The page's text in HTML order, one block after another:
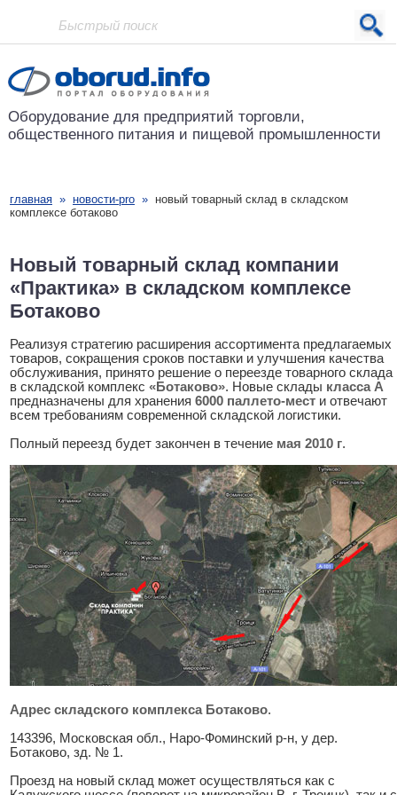
Проект основан в 2001 году
Оборудование для предприятий торговли,
общественного питания и пищевой промышленности
главная » новости-pro » новый товарный склад в складском
комплексе ботаково
Новый товарный склад компании
«Практика» в складском комплексе
Ботаково
Реализуя стратегию расширения ассортимента предлагаемых
товаров, сокращения сроков поставки и улучшения качества
обслуживания, принято решение о переезде товарного склада
в складской комплекс «Ботаково». Новые склады класса А
предназначены для хранения 6000 паллето-мест и отвечают
всем требованиям современной складской логистики.
Полный переезд будет закончен в течение мая 2010 г.
Адрес складского комплекса Ботаково.
143396, Московская обл., Наро-Фоминский р-н, у дер.
Ботаково, зд. № 1.
Проезд на новый склад может осуществляться как с